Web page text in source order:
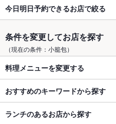
今日明日予約できるお店で絞る
条件を変更してお店を探す
（現在の条件：小籠包）
料理メニューを変更する
おすすめのキーワードから探す
ランチのあるお店から探す